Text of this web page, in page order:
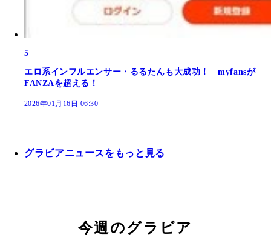
5
エロ系インフルエンサー・るるたんも大成功！ myfansが
FANZAを超える！
2026年01月16日 06:30
グラビアニュースをもっと見る
今週のグラビア